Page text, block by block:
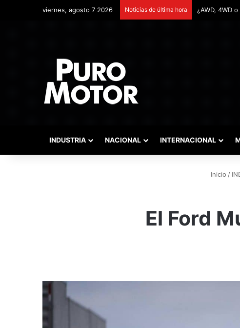
viernes, agosto 7 2026 Noticias de última hora Remontadas
INDUSTRIA NACIONAL INTERNACIONAL
Inicio /
El Ford